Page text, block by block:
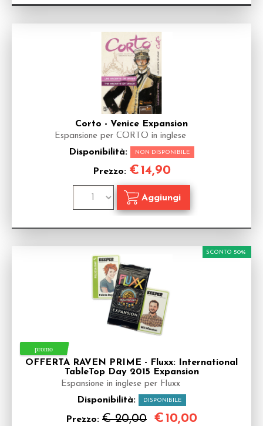
Corto - Venice Expansion
Espansione per CORTO in inglese
Disponibilità: NON DISPONIBILE
Prezzo: €14,90
OFFERTA RAVEN PRIME - Fluxx: International
TableTop Day 2015 Expansion
Espansione in inglese per Fluxx
Disponibilità: DISPONIBILE
Prezzo: € 20,00
SCONTO 50%
€10,00